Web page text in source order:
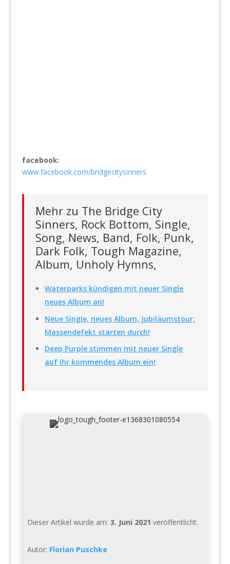
facebook:
www.facebook.com/bridgecitysinners
Mehr zu The Bridge City
Sinners, Rock Bottom, Single,
Song, News, Band, Folk, Punk,
Dark Folk, Tough Magazine,
Album, Unholy Hymns,
Waterparks kündigen mit neuer Single
neues Album an!
Neue Single, neues Album, Jubiläumstour:
Massendefekt starten durch!
Deep Purple stimmen mit neuer Single
auf ihr kommendes Album ein!
Dieser Artikel wurde am: 3. Juni 2021 veröffentlicht.
Autor: Florian Puschke